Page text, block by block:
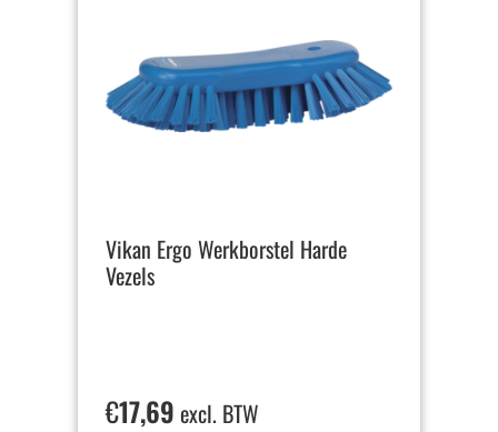
Vikan Ergo Werkborstel Harde
Vezels
€17,69 excl. BTW